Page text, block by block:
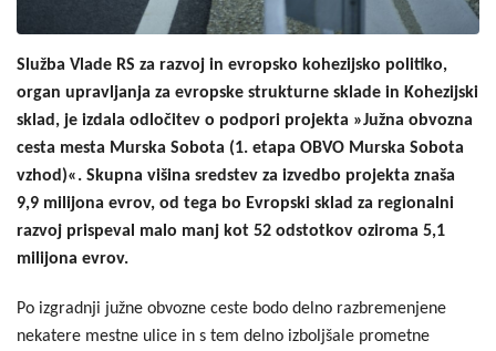
Služba Vlade RS za razvoj in evropsko kohezijsko politiko,
organ upravljanja za evropske strukturne sklade in Kohezijski
sklad, je izdala odločitev o podpori projekta »Južna obvozna
cesta mesta Murska Sobota (1. etapa OBVO Murska Sobota
vzhod)«. Skupna višina sredstev za izvedbo projekta znaša
9,9 milijona evrov, od tega bo Evropski sklad za regionalni
razvoj prispeval malo manj kot 52 odstotkov oziroma 5,1
milijona evrov.
Po izgradnji južne obvozne ceste bodo delno razbremenjene
nekatere mestne ulice in s tem delno izboljšale prometne